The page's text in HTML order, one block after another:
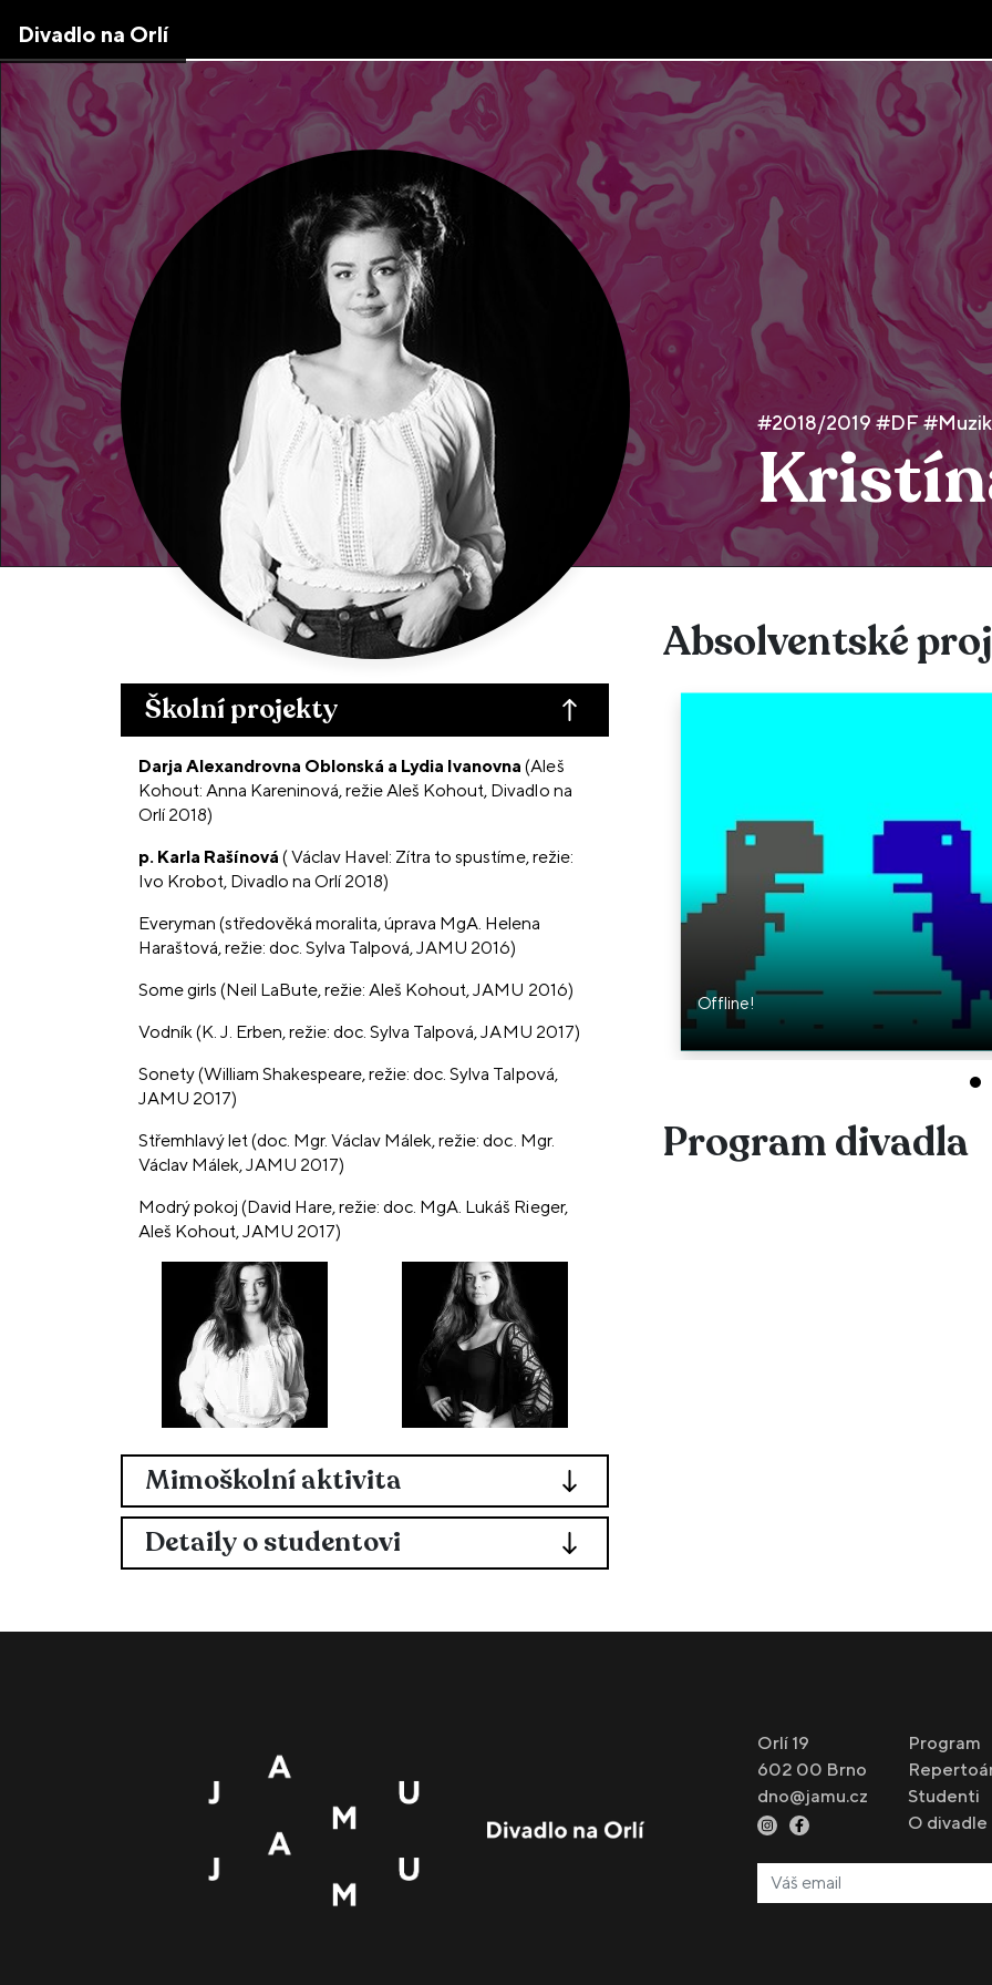
the
content
Divadlo na Orlí
#2018/2019 #DF
Školní projekty
Darja Alexandrovna Oblonská a Lydia Ivanovna (Aleš
Kohout: Anna Kareninová, režie Aleš Kohout, Divadlo na
Orlí 2018)
p. Karla Rašínová ( Václav Havel: Zítra to spustíme, režie:
Ivo Krobot, Divadlo na Orlí 2018)
Everyman (středověká moralita, úprava MgA. Helena
Haraštová, režie: doc. Sylva Talpová, JAMU 2016)
Some girls (Neil LaBute, režie: Aleš Kohout, JAMU 2016)
Vodník (K. J. Erben, režie: doc. Sylva Talpová, JAMU 2017)
Sonety (William Shakespeare, režie: doc. Sylva Talpová,
JAMU 2017)
Střemhlavý let (doc. Mgr. Václav Málek, režie: doc. Mgr.
Václav Málek, JAMU 2017)
Modrý pokoj (David Hare, režie: doc. MgA. Lukáš Rieger,
Aleš Kohout, JAMU 2017)
Mimoškolní aktivita
Detaily o studentovi
Absolventské
Alexandrovna Oblonská (Dolly) a Lydia Ivanovna
Offline!
Program divadla
Orlí 19
602 00 Brno
dno@jamu.cz
Program
Studenti
O divadle